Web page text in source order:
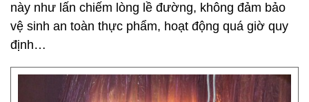
này như lấn chiếm lòng lề đường, không đảm bảo
vệ sinh an toàn thực phẩm, hoạt động quá giờ quy
định…